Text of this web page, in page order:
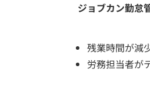
ジョブカン勤怠
残業時間が減
労務担当者が